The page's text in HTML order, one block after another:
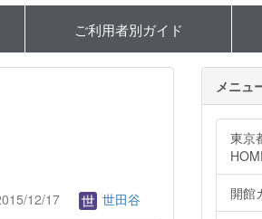
ご利用者別ガイド
12/17 世田谷
メニュ
東京
開館